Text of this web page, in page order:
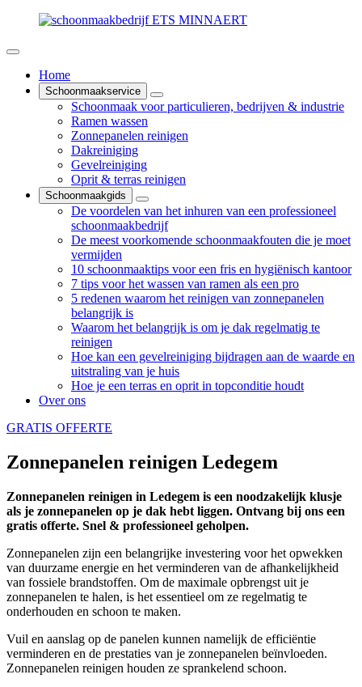
Home
Schoonmaakservice
Schoonmaak voor particulieren, bedrijven & industrie
Ramen wassen
Zonnepanelen reinigen
Dakreiniging
Gevelreiniging
Oprit & terras reinigen
Schoonmaakgids
De voordelen van het inhuren van een professioneel
schoonmaakbedrijf
De meest voorkomende schoonmaakfouten die je moet
vermijden
10 schoonmaaktips voor een fris en hygiënisch kantoor
7 tips voor het wassen van ramen als een pro
5 redenen waarom het reinigen van zonnepanelen
belangrijk is
Waarom het belangrijk is om je dak regelmatig te
reinigen
Hoe kan een gevelreiniging bijdragen aan de waarde en
uitstraling van je huis
Hoe je een terras en oprit in topconditie houdt
Over ons
GRATIS OFFERTE
Zonnepanelen reinigen Ledegem
Zonnepanelen reinigen in Ledegem is een noodzakelijk klusje
als je zonnepanelen op je dak hebt liggen. Ontvang bij ons een
gratis offerte. Snel & professioneel geholpen.
Zonnepanelen zijn een belangrijke investering voor het opwekken
van duurzame energie en het verminderen van de afhankelijkheid
van fossiele brandstoffen. Om de maximale opbrengst uit je
zonnepanelen te halen, is het essentieel om ze regelmatig te
onderhouden en schoon te maken.
Vuil en aanslag op de panelen kunnen namelijk de efficiëntie
verminderen en de prestaties van je zonnepanelen beïnvloeden.
Zonnepanelen reinigen houden ze sprankelend schoon.